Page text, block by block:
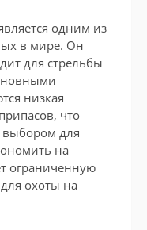
одним из
в мире. Он
для стрельбы
низкая
что
выбором для
на
ограниченную
охоты на